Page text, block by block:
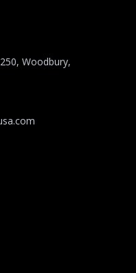
Woodbury,